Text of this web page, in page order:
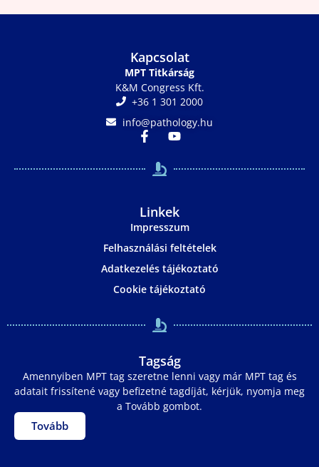
Kapcsolat
MPT Titkárság
K&M Congress Kft.
+36 1 301 2000
info@pathology.hu
Linkek
Impresszum
Felhasználási feltételek
Adatkezelés tájékoztató
Cookie tájékoztató
Tagság
Amennyiben MPT tag szeretne lenni vagy már MPT tag és
adatait frissítené vagy befizetné tagdíját, kérjük, nyomja meg
a Tovább gombot.
Tovább